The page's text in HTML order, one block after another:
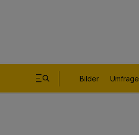
Bilder Umfrage